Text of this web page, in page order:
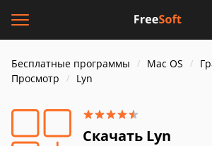
Бесплатные программы Mac OS
Просмотр
Lyn
Скачать Lyn